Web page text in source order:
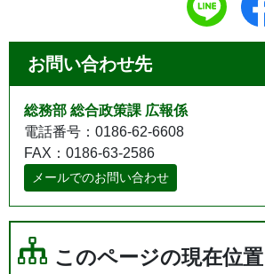
お問い合わせ先
総務部 総合政策課 広報係
電話番号：0186-62-6608
FAX：0186-63-2586
メールでのお問い合わせ
このページの現在位置